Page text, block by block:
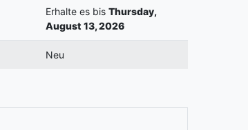
Erhalte es bis Thursday,
August 13, 2026
Neu